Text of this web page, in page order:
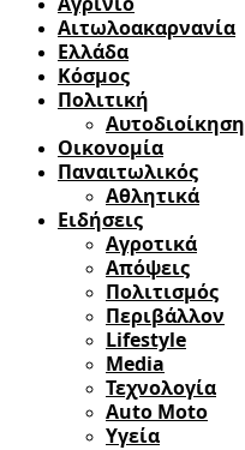
Αιτωλοακαρνανία
Ελλάδα
Κόσμος
Πολιτική
Αυτοδιοίκηση
Οικονομία
Παναιτωλικός
Αθλητικά
Ειδήσεις
Αγροτικά
Απόψεις
Πολιτισμός
Περιβάλλον
Lifestyle
Media
Τεχνολογία
Auto Moto
Υγεία